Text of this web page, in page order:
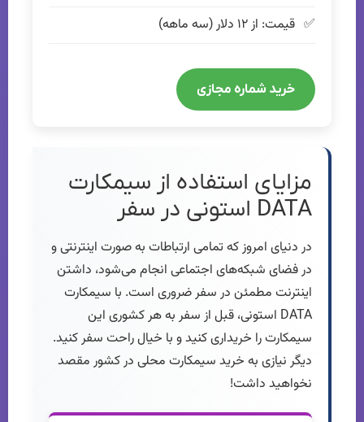
قیمت: از ۱۲ دلار (سه ماهه)
خرید شماره مجازی
مزایای استفاده از سیمکارت
DATA استونی در سفر
در دنیای امروز که تمامی ارتباطات به صورت اینترنتی و
در فضای شبکه‌های اجتماعی انجام می‌شود، داشتن
اینترنت مطمئن در سفر ضروری است. با سیمکارت
DATA استونی، قبل از سفر به هر کشوری این
سیمکارت را خریداری کنید و با خیال راحت سفر کنید.
دیگر نیازی به خرید سیمکارت محلی در کشور مقصد
نخواهید داشت!